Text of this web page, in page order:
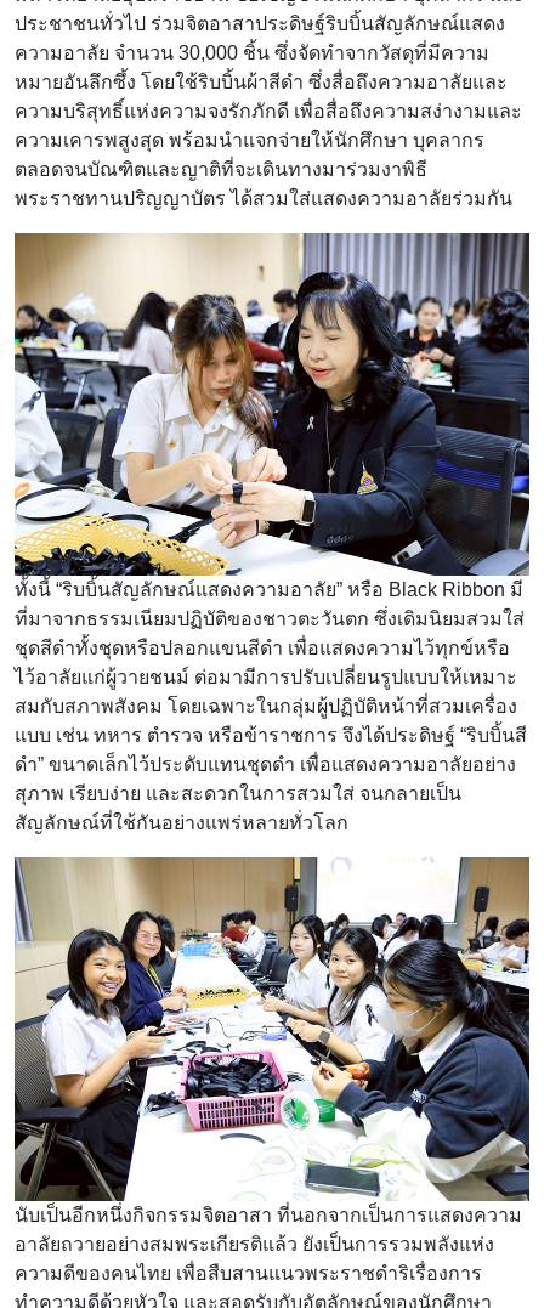
ประชาชนทั่วไป ร่วมจิตอาสาประดิษฐ์ริบบิ้นสัญลักษณ์แสดง
ความอาลัย จำนวน 30,000 ชิ้น ซึ่งจัดทำจากวัสดุที่มีความ
หมายอันลึกซึ้ง โดยใช้ริบบิ้นผ้าสีดำ ซึ่งสื่อถึงความอาลัยและ
ความบริสุทธิ์แห่งความจงรักภักดี เพื่อสื่อถึงความสง่างามและ
ความเคารพสูงสุด พร้อมนำแจกจ่ายให้นักศึกษา บุคลากร
ตลอดจนบัณฑิตและญาติที่จะเดินทางมาร่วมงาพิธี
พระราชทานปริญญาบัตร ได้สวมใส่แสดงความอาลัยร่วมกัน
ทั้งนี้ “ริบบิ้นสัญลักษณ์แสดงความอาลัย” หรือ Black Ribbon มี
ที่มาจากธรรมเนียมปฏิบัติของชาวตะวันตก ซึ่งเดิมนิยมสวมใส่
ชุดสีดำทั้งชุดหรือปลอกแขนสีดำ เพื่อแสดงความไว้ทุกข์หรือ
ไว้อาลัยแก่ผู้วายชนม์ ต่อมามีการปรับเปลี่ยนรูปแบบให้เหมาะ
สมกับสภาพสังคม โดยเฉพาะในกลุ่มผู้ปฏิบัติหน้าที่สวมเครื่อง
แบบ เช่น ทหาร ตำรวจ หรือข้าราชการ จึงได้ประดิษฐ์ “ริบบิ้นสี
ดำ” ขนาดเล็กไว้ประดับแทนชุดดำ เพื่อแสดงความอาลัยอย่าง
สุภาพ เรียบง่าย และสะดวกในการสวมใส่ จนกลายเป็น
สัญลักษณ์ที่ใช้กันอย่างแพร่หลายทั่วโลก
นับเป็นอีกหนึ่งกิจกรรมจิตอาสา ที่นอกจากเป็นการแสดงความ
อาลัยถวายอย่างสมพระเกียรติแล้ว ยังเป็นการรวมพลังแห่ง
ความดีของคนไทย เพื่อสืบสานแนวพระราชดำริเรื่องการ
ทำความดีด้วยหัวใจ และสอดรับกับอัตลักษณ์ของนักศึกษา